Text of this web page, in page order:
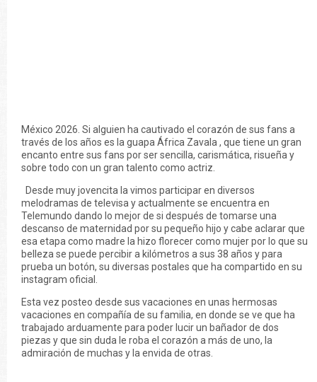
México 2026. Si alguien ha cautivado el corazón de sus fans a
través de los años es la guapa África Zavala , que tiene un gran
encanto entre sus fans por ser sencilla, carismática, risueña y
sobre todo con un gran talento como actriz.
Desde muy jovencita la vimos participar en diversos
melodramas de televisa y actualmente se encuentra en
Telemundo dando lo mejor de si después de tomarse una
descanso de maternidad por su pequeño hijo y cabe aclarar que
esa etapa como madre la hizo florecer como mujer por lo que su
belleza se puede percibir a kilómetros a sus 38 años y para
prueba un botón, su diversas postales que ha compartido en su
instagram oficial.
Esta vez posteo desde sus vacaciones en unas hermosas
vacaciones en compañía de su familia, en donde se ve que ha
trabajado arduamente para poder lucir un bañador de dos
piezas y que sin duda le roba el corazón a más de uno, la
admiración de muchas y la envida de otras.